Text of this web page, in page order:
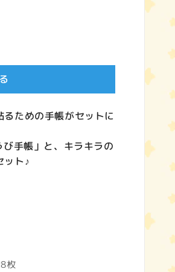
ための手帳がセットに
手帳」と、キラキラの
ット♪
枚